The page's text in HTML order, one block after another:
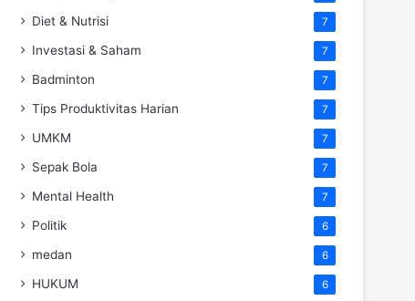
Diet & Nutrisi 7
Investasi & Saham 7
Badminton 7
Tips Produktivitas Harian 7
UMKM 7
Sepak Bola 7
Mental Health 7
Politik 6
medan 6
HUKUM 6